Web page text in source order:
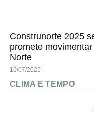
Construnorte 2025
promete
Norte
10/07/2025
CLIMA E TEMPO